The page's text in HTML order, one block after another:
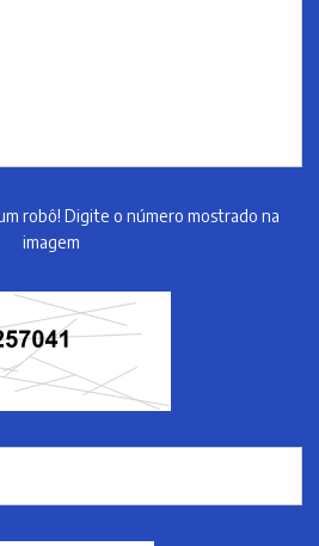
robô! Digite o número mostrado na
imagem